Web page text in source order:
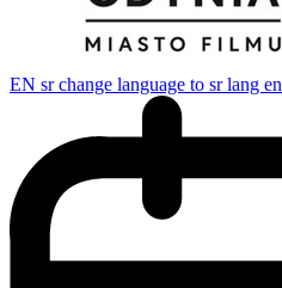
EN sr change language to sr lang en